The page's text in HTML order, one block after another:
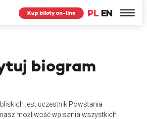
PL EN
Kup bilety on-line
biogram
jest uczestnik Powstania
możliwość wpisania wszystkich